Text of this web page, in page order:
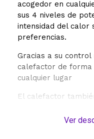
acogedor en
sus 4 niveles de
intensidad del calor
preferencias.
Gracias a su
calefactor de forma
cualquier lugar
El calefactor
apagado
Ver